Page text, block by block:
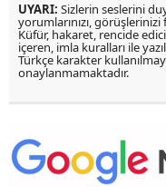
UYARI: Sizlerin seslerini
yorumlarınızı,
Küfür, hakaret, rencide
içeren, imla kuralları ile
Türkçe karakter
onaylanmamaktadır.